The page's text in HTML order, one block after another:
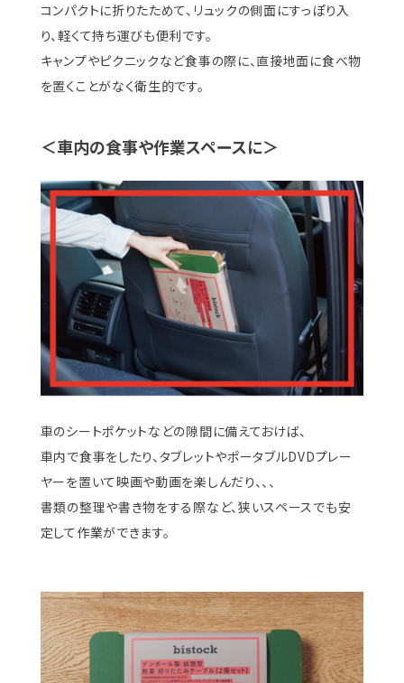
コンパクトに折りたためて、リュックの側面にすっぽり入
り、軽くて持ち運びも便利です。
キャンプやピクニックなど食事の際に、直接地面に食べ物
を置くことがなく衛生的です。
＜車内の食事や作業スペースに＞
車のシートポケットなどの隙間に備えておけば、
車内で食事をしたり、タブレットやポータブルDVDプレー
ヤーを置いて映画や動画を楽しんだり、、、
書類の整理や書き物をする際など、狭いスペースでも安
定して作業ができます。